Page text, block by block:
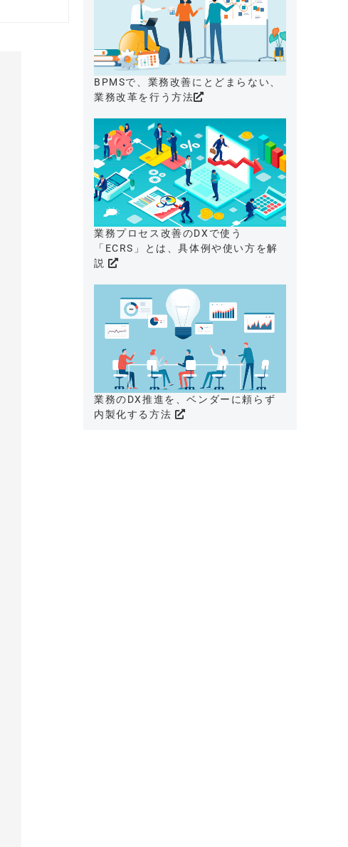
BPMSで、業務改善にとどまらない、
業務改革を行う方法
業務プロセス改善のDXで使う
「ECRS」とは、具体例や使い方を解
説
業務のDX推進を、ベンダーに頼らず
内製化する方法